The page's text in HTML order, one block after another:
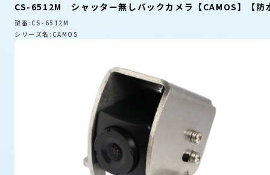
CS-6512M シャッター無しバックカメラ【CAMOS】【防
型番:CS-6512M
シリーズ名:CAMOS